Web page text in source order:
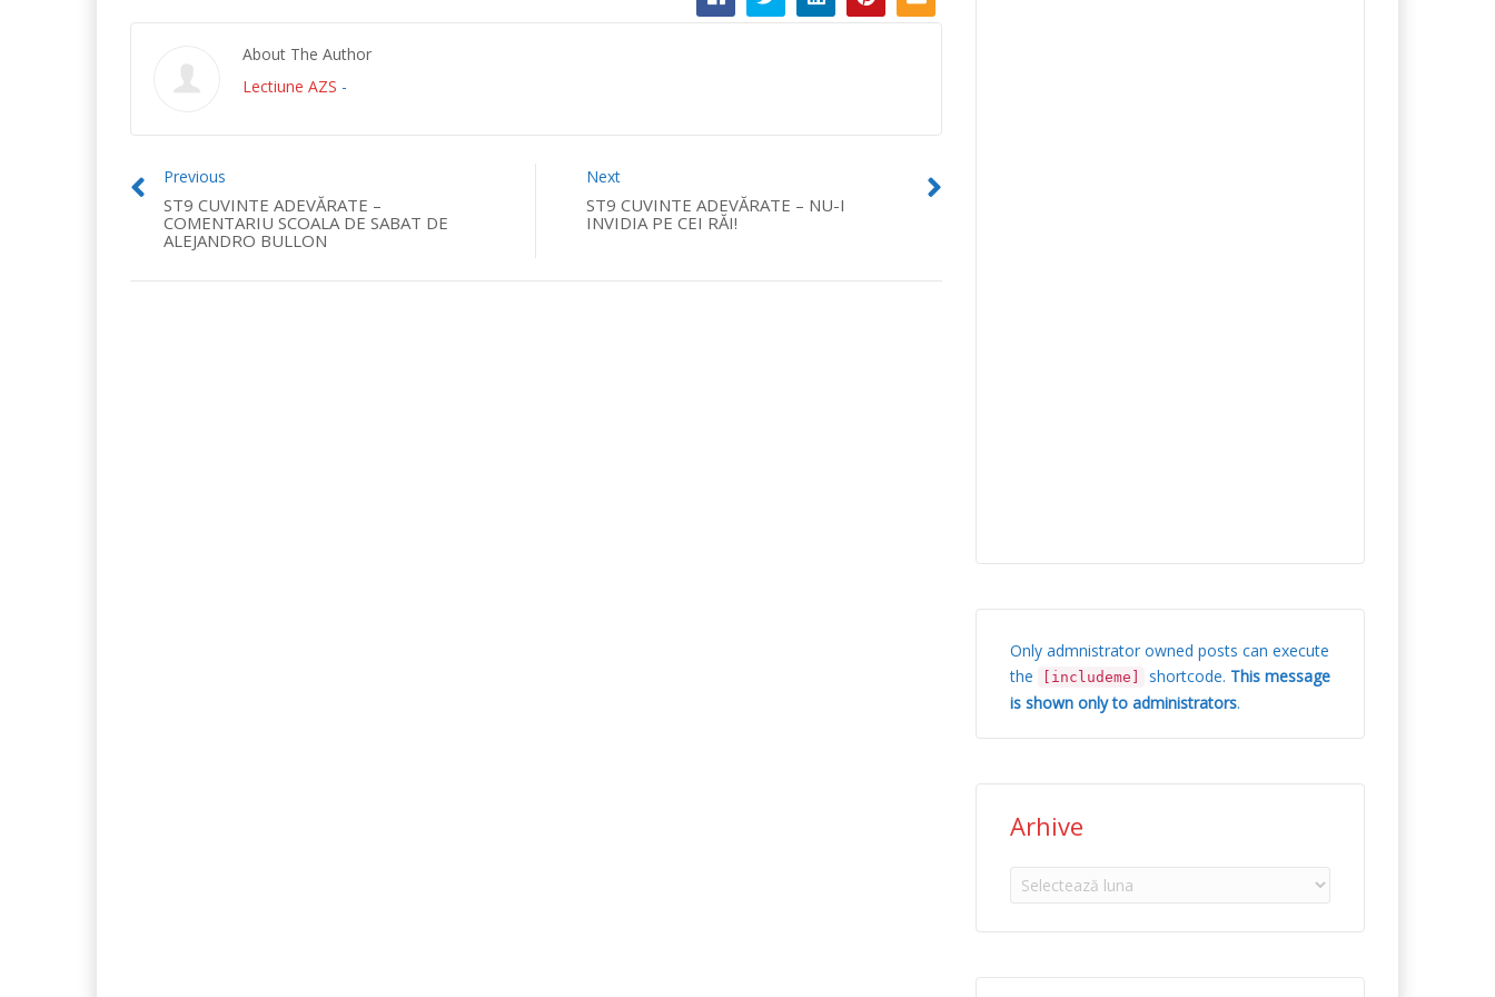
About The Author
Lectiune AZS -
Previous
ST9 CUVINTE ADEVĂRATE –
COMENTARIU SCOALA DE SABAT DE
ALEJANDRO BULLON
Next
ST9 CUVINTE ADEVĂRATE – NU-I
INVIDIA PE CEI RĂI!
Only admnistrator owned posts can execute
the
[includeme] shortcode. This message
is shown only to administrators.
Arhive
Arhive